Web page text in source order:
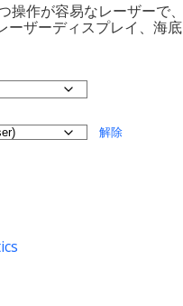
作が容易なレーザーで、
ーザーディスプレイ、海底
解除